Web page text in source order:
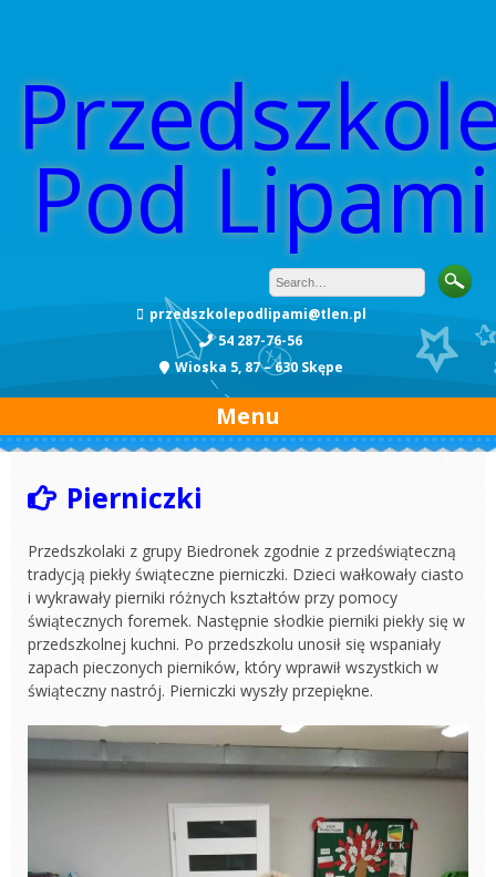
Pod Lipami
przedszkolepodlipami@tlen.pl
54 287-76-56
Wioska 5, 87 – 630 Skępe
Menu
Pierniczki
Przedszkolaki z grupy Biedronek zgodnie z przedświąteczną
tradycją piekły świąteczne pierniczki. Dzieci wałkowały ciasto
i wykrawały pierniki różnych kształtów przy pomocy
świątecznych foremek. Następnie słodkie pierniki piekły się w
przedszkolnej kuchni. Po przedszkolu unosił się wspaniały
zapach pieczonych pierników, który wprawił wszystkich w
świąteczny nastrój. Pierniczki wyszły przepiękne.